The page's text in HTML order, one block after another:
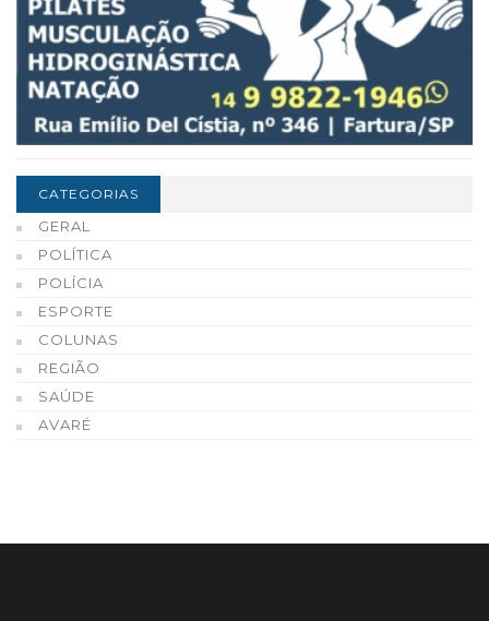
CATEGORIAS
GERAL
POLÍTICA
POLÍCIA
ESPORTE
COLUNAS
REGIÃO
SAÚDE
AVARÉ